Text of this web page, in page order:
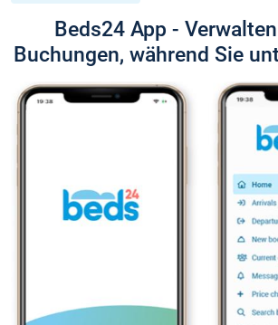
Beds24 App -
Buchungen, während Sie